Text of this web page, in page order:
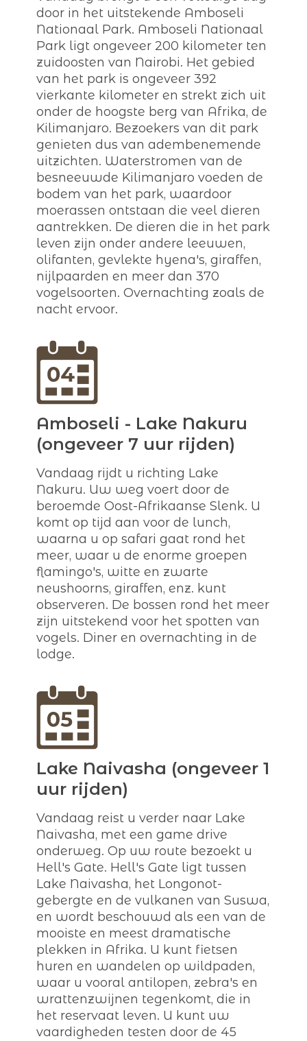
door in het uitstekende Amboseli
Nationaal Park. Amboseli Nationaal
Park ligt ongeveer 200 kilometer ten
zuidoosten van Nairobi. Het gebied
van het park is ongeveer 392
vierkante kilometer en strekt zich uit
onder de hoogste berg van Afrika, de
Kilimanjaro. Bezoekers van dit park
genieten dus van adembenemende
uitzichten. Waterstromen van de
besneeuwde Kilimanjaro voeden de
bodem van het park, waardoor
moerassen ontstaan die veel dieren
aantrekken. De dieren die in het park
leven zijn onder andere leeuwen,
olifanten, gevlekte hyena's, giraffen,
nijlpaarden en meer dan 370
vogelsoorten. Overnachting zoals de
nacht ervoor.
Amboseli - Lake Nakuru
(ongeveer 7 uur rijden)
Vandaag rijdt u richting Lake
Nakuru. Uw weg voert door de
beroemde Oost-Afrikaanse Slenk. U
komt op tijd aan voor de lunch,
waarna u op safari gaat rond het
meer, waar u de enorme groepen
flamingo's, witte en zwarte
neushoorns, giraffen, enz. kunt
observeren. De bossen rond het meer
zijn uitstekend voor het spotten van
vogels. Diner en overnachting in de
lodge.
Lake Naivasha (ongeveer 1
uur rijden)
Vandaag reist u verder naar Lake
Naivasha, met een game drive
onderweg. Op uw route bezoekt u
Hell's Gate. Hell's Gate ligt tussen
Lake Naivasha, het Longonot-
gebergte en de vulkanen van Suswa,
en wordt beschouwd als een van de
mooiste en meest dramatische
plekken in Afrika. U kunt fietsen
huren en wandelen op wildpaden,
waar u vooral antilopen, zebra's en
wrattenzwijnen tegenkomt, die in
het reservaat leven. U kunt uw
vaardigheden testen door de 45